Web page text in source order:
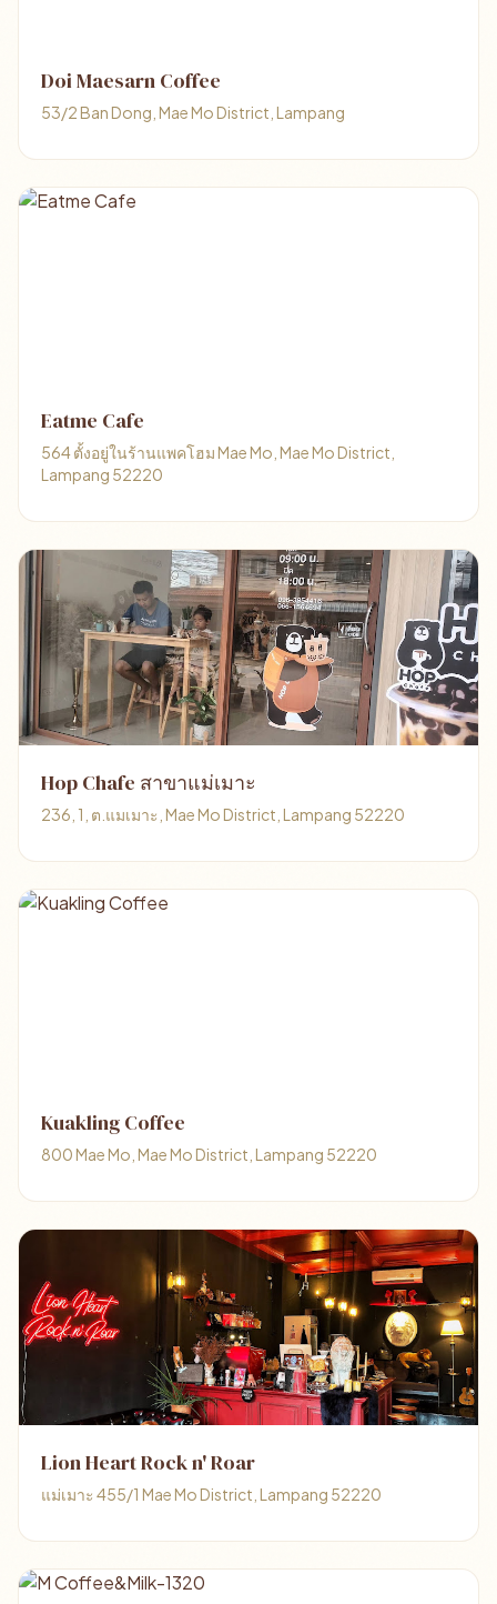
Doi Maesarn Coffee
53/2 Ban Dong, Mae Mo District, Lampang
Eatme Cafe
564 ตั้งอยู่ในร้านแพคโฮม Mae Mo, Mae Mo District,
Lampang 52220
Hop Chafe สาขาแม่เมาะ
236, 1, ต.แมเมาะ, Mae Mo District, Lampang 52220
Kuakling Coffee
800 Mae Mo, Mae Mo District, Lampang 52220
Lion Heart Rock n' Roar
แม่เมาะ 455/1 Mae Mo District, Lampang 52220